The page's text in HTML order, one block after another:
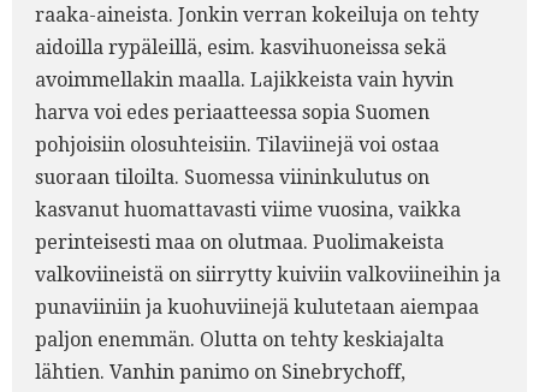
raaka-aineista. Jonkin verran kokeiluja on tehty
aidoilla rypäleillä, esim. kasvihuoneissa sekä
avoimmellakin maalla. Lajikkeista vain hyvin
harva voi edes periaatteessa sopia Suomen
pohjoisiin olosuhteisiin. Tilaviinejä voi ostaa
suoraan tiloilta. Suomessa viininkulutus on
kasvanut huomattavasti viime vuosina, vaikka
perinteisesti maa on olutmaa. Puolimakeista
valkoviineistä on siirrytty kuiviin valkoviineihin ja
punaviiniin ja kuohuviinejä kulutetaan aiempaa
paljon enemmän. Olutta on tehty keskiajalta
lähtien. Vanhin panimo on Sinebrychoff,